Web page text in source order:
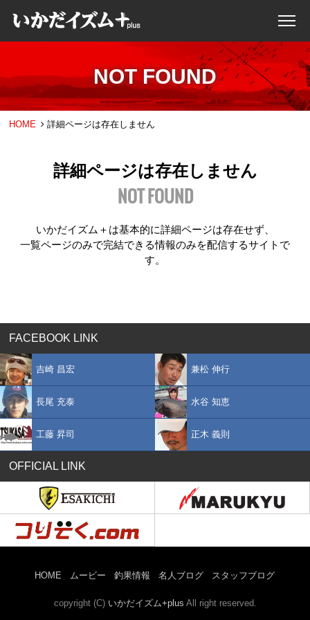
NOT FOUND
HOME 詳細ページは存在しません
詳細ページは存在しません
NOT FOUND
いかだイズム＋は基本的に詳細ページは存在せず、
一覧ページのみで完結できる情報のみを配信するサイトで
す。
FACEBOOK LINK
吉崎 昌宏 兼松 伸行
長尾 充泰 水谷 知恵
工藤 昇司 正木 義則
OFFICIAL LINK
HOME ムービー 釣果情報 名人ブログ スタッフブログ
copyright (C) いかだイズム+plus All right reserved.